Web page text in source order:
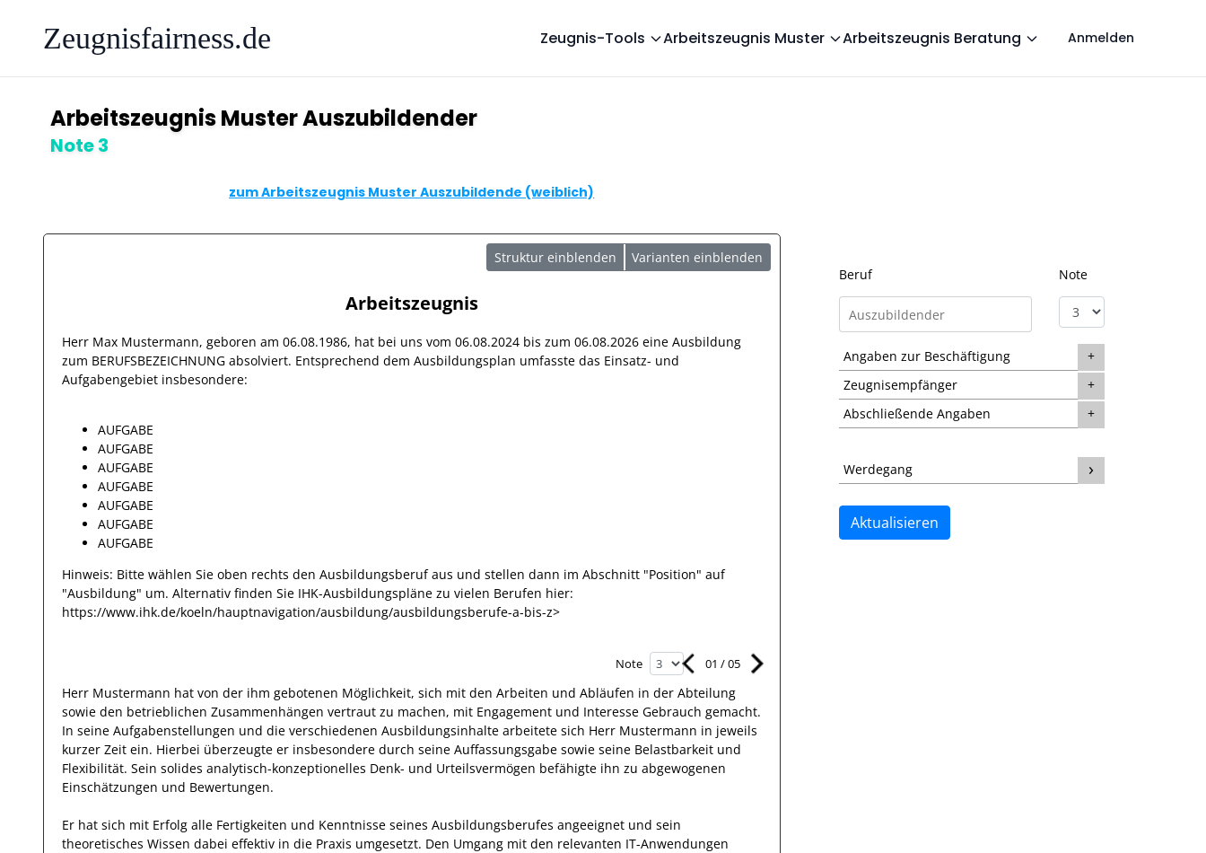
Zeugnisfairness.de Zeugnis-Tools Arbeitszeugnis Muster Arbeitszeugnis Beratung Anmelden
Arbeitszeugnis Muster Auszubildender
Note 3
zum Arbeitszeugnis Muster Auszubildende (weiblich)
Struktur einblenden Varianten einblenden
Arbeitszeugnis
Herr Max Mustermann, geboren am 06.08.1986, hat bei uns vom 06.08.2024 bis zum 06.08.2026 eine Ausbildung
zum BERUFSBEZEICHNUNG absolviert. Entsprechend dem Ausbildungsplan umfasste das Einsatz- und
Aufgabengebiet insbesondere:
AUFGABE
AUFGABE
AUFGABE
AUFGABE
AUFGABE
AUFGABE
AUFGABE
Hinweis: Bitte wählen Sie oben rechts den Ausbildungsberuf aus und stellen dann im Abschnitt "Position" auf
"Ausbildung" um. Alternativ finden Sie IHK-Ausbildungspläne zu vielen Berufen hier:
https://www.ihk.de/koeln/hauptnavigation/ausbildung/ausbildungsberufe-a-bis-z>
Note 01 /05
Herr Mustermann hat von der ihm gebotenen Möglichkeit, sich mit den Arbeiten und Abläufen in der Abteilung
sowie den betrieblichen Zusammenhängen vertraut zu machen, mit Engagement und Interesse Gebrauch gemacht.
In seine Aufgabenstellungen und die verschiedenen Ausbildungsinhalte arbeitete sich Herr Mustermann in jeweils
kurzer Zeit ein. Hierbei überzeugte er insbesondere durch seine Auffassungsgabe sowie seine Belastbarkeit und
Flexibilität. Sein solides analytisch-konzeptionelles Denk- und Urteilsvermögen befähigte ihn zu abgewogenen
Einschätzungen und Bewertungen.
Er hat sich mit Erfolg alle Fertigkeiten und Kenntnisse seines Ausbildungsberufes angeeignet und sein
theoretisches Wissen dabei effektiv in die Praxis umgesetzt. Den Umgang mit den relevanten IT-Anwendungen
Beruf Note
Angaben zur Beschäftigung
Zeugnisempfänger
Abschließende Angaben
Werdegang
Aktualisieren